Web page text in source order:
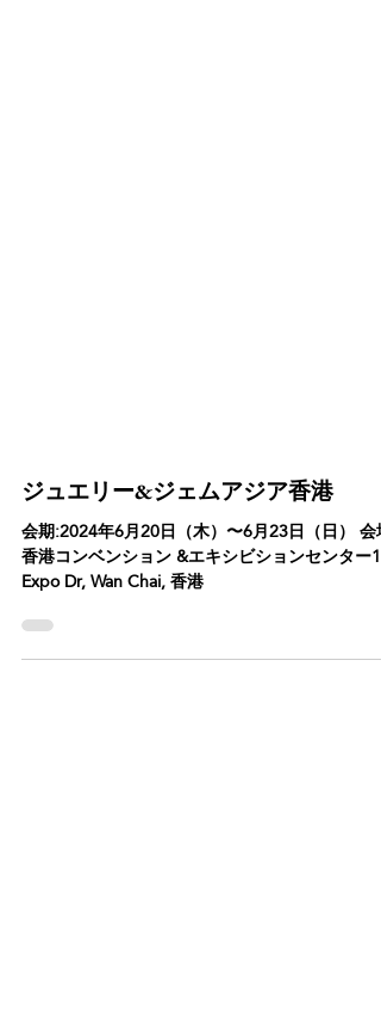
ジュエリー&ジェムアジア香港
会期:2024年6月20日（木）〜6月23日（日） 会場:
香港コンベンション &エキシビションセンター1